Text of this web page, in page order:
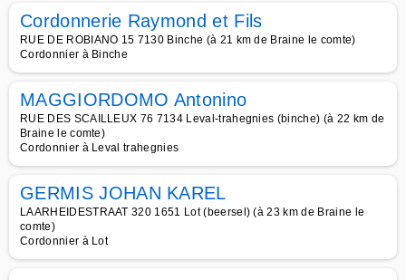
Cordonnerie Raymond et Fils
RUE DE ROBIANO 15 7130 Binche (à 21 km de Braine le comte)
Cordonnier à Binche
MAGGIORDOMO Antonino
RUE DES SCAILLEUX 76 7134 Leval-trahegnies (binche) (à 22 km de
Braine le comte)
Cordonnier à Leval trahegnies
GERMIS JOHAN KAREL
LAARHEIDESTRAAT 320 1651 Lot (beersel) (à 23 km de Braine le
comte)
Cordonnier à Lot